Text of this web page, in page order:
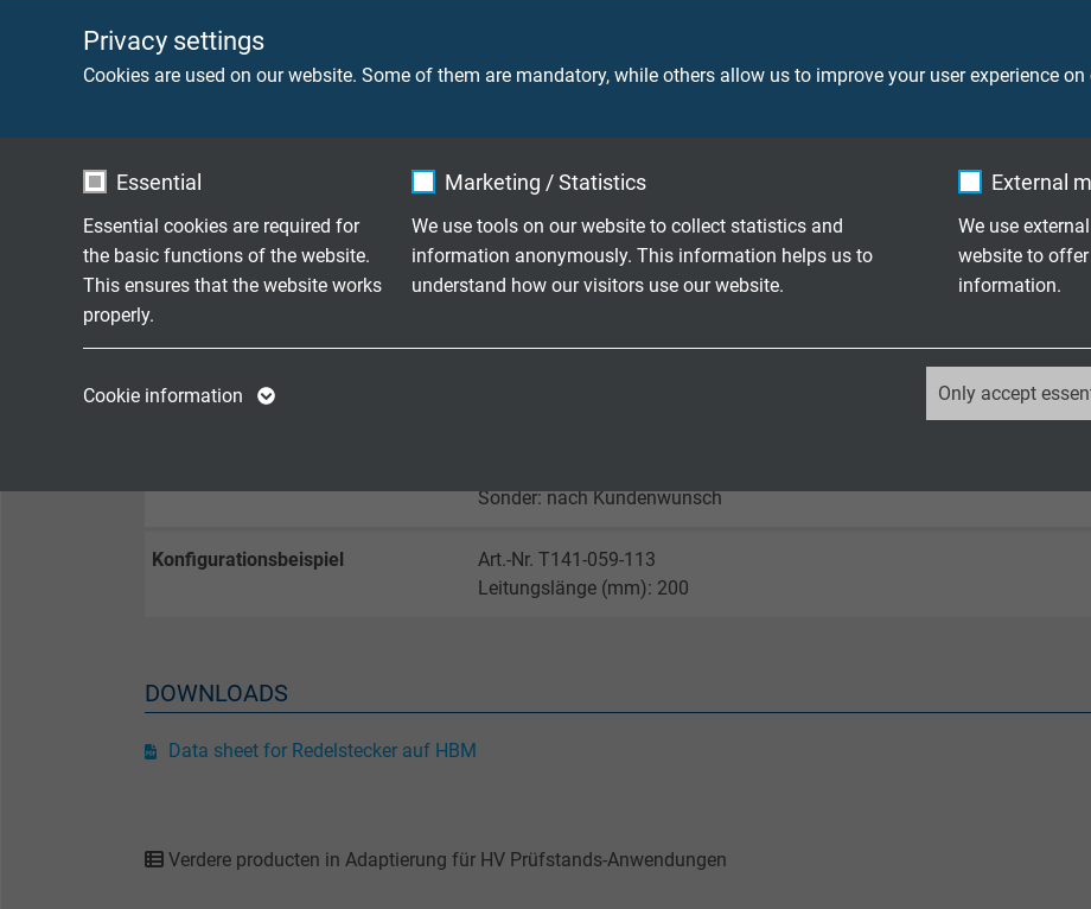
Privacy settings
Cookies are used on our website. Some of them are mandatory, while others allow us to improve your user experience on
Essential
Essential cookies are required for
the basic functions of the website.
This ensures that the website works
properly.
Purpose
selected tracking
Marketing / Statistics
We use tools on our website to collect statistics and
information anonymously. This information helps us to
understand how our visitors use our website.
Purpose
Generates statistical data on how the
visitor uses the website.
Purpose
Generates statistical data on how the
External
We use
website to
information.
Cookie information Only accept
Messwertaufnehmer verwendet (z.B. HBM QuantumX). Dieser Adapter
bietet die Möglichkeit HV-Sensoren in 4-Kanal Ausführung mit Redel
Push/Pull Steckverbinder auf 4 x 1 Kanal QuantumX Steckverbinder zu
TECHNISCHE DATA
Anschlussleitungslänge nach Kundenwunsch
Anschlussende 1 4 Miniaturkupplungen in Schutzkappe - 2-polig
Anschlussende 2
Sonder: nach Kundenwunsch
Konfigurationsbeispiel
Art.-Nr. T141-059-113
Leitungslänge (mm): 200
DOWNLOADS
Data sheet for Redelstecker auf HBM
Verdere producten in Adaptierung für HV Prüfstands-Anwendungen